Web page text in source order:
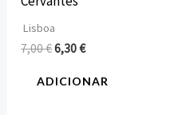
Lisboa
7,00€6,30€
ADICIONAR